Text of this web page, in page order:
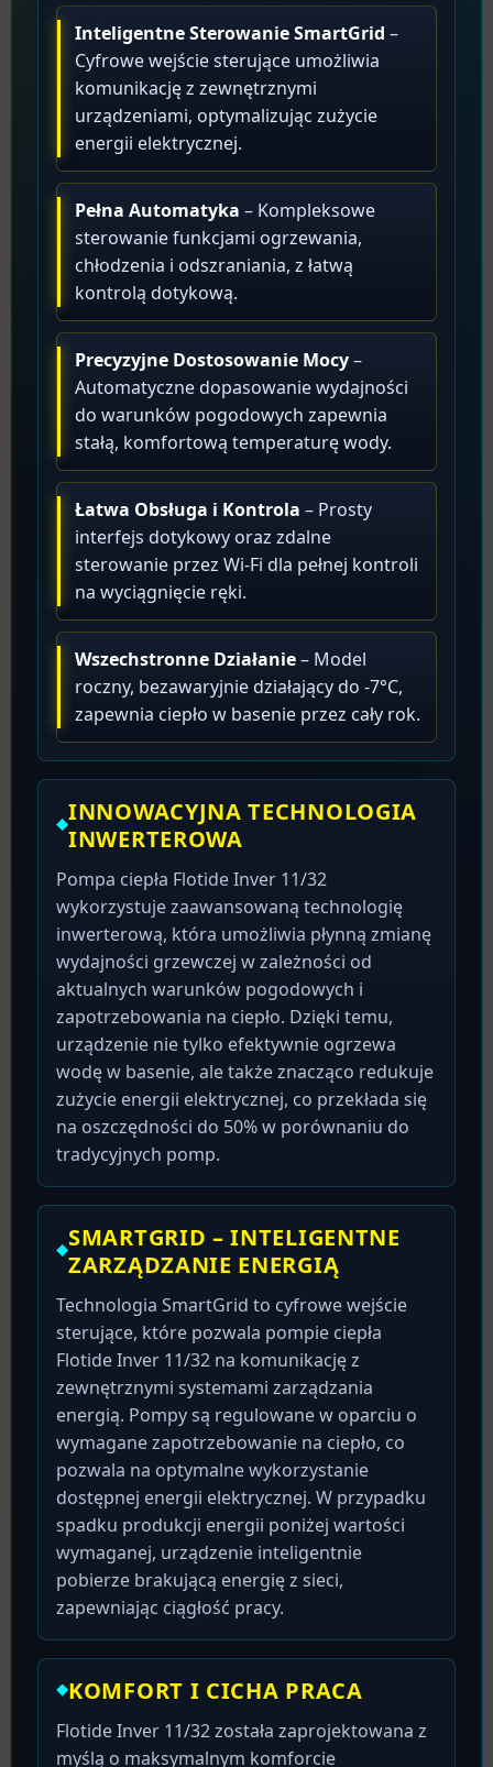
Inteligentne Sterowanie SmartGrid –
Cyfrowe wejście sterujące umożliwia
komunikację z zewnętrznymi
urządzeniami, optymalizując zużycie
energii elektrycznej.
Pełna Automatyka – Kompleksowe
sterowanie funkcjami ogrzewania,
chłodzenia i odszraniania, z łatwą
kontrolą dotykową.
Precyzyjne Dostosowanie Mocy–
Automatyczne dopasowanie wydajności
do warunków pogodowych zapewnia
stałą, komfortową temperaturę wody.
Łatwa Obsługa i Kontrola – Prosty
interfejs dotykowy oraz zdalne
sterowanie przez Wi-Fi dla pełnej kontroli
na wyciągnięcie ręki.
Wszechstronne Działanie– Model
roczny, bezawaryjnie działający do -7°C,
zapewnia ciepło w basenie przez cały rok.
INNOWACYJNA TECHNOLOGIA
INWERTEROWA
Pompa ciepła Flotide Inver 11/32
wykorzystuje zaawansowaną technologię
inwerterową, która umożliwia płynną zmianę
wydajności grzewczej w zależności od
aktualnych warunków pogodowych i
zapotrzebowania na ciepło. Dzięki temu,
urządzenie nie tylko efektywnie ogrzewa
wodę w basenie, ale także znacząco redukuje
zużycie energii elektrycznej, co przekłada się
na oszczędności do 50% w porównaniu do
tradycyjnych pomp.
SMARTGRID – INTELIGENTNE
ZARZĄDZANIE ENERGIĄ
Technologia SmartGrid to cyfrowe wejście
sterujące, które pozwala pompie ciepła
Flotide Inver 11/32 na komunikację z
zewnętrznymi systemami zarządzania
energią. Pompy są regulowane w oparciu o
wymagane zapotrzebowanie na ciepło, co
pozwala na optymalne wykorzystanie
dostępnej energii elektrycznej. W przypadku
spadku produkcji energii poniżej wartości
wymaganej, urządzenie inteligentnie
pobierze brakującą energię z sieci,
zapewniając ciągłość pracy.
KOMFORT I CICHA PRACA
Flotide Inver 11/32 została zaprojektowana z
myślą o maksymalnym komforcie